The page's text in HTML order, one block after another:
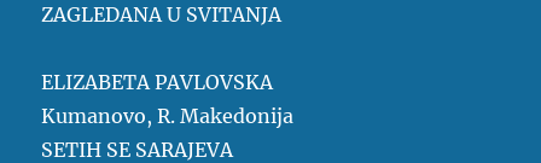
ZAGLEDANA U SVITANJA
ELIZABETA PAVLOVSKA
Kumanovo, R. Makedonija
SETIH SE SARAJEVA